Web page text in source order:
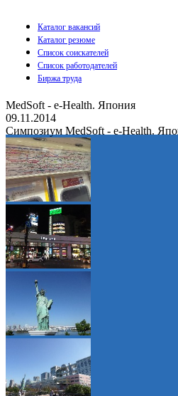
Каталог вакансий
Каталог резюме
Список соискателей
Список работодателей
Биржа труда
MedSoft - e-Health. Япония
09.11.2014
Симпозиум MedSoft - e-Health.